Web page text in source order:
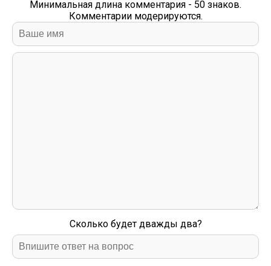
Минимальная длина комментария - 50 знаков.
Комментарии модерируются.
Сколько будет дважды два?